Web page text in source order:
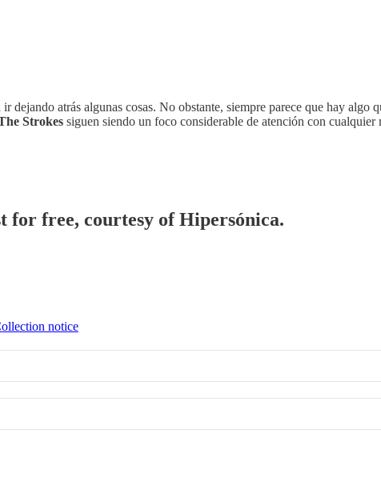
dejando atrás algunas cosas. No obstante, siempre parece que hay
Strokes siguen siendo un foco considerable de atención con
for free, courtesy of Hipersónica.
notice